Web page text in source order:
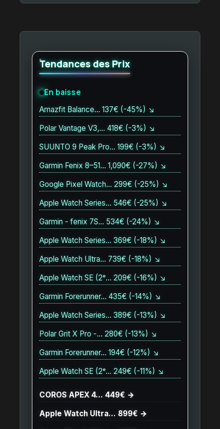
Tendances des Prix
En baisse
Amazfit Balance… 137€ (-45%) ↘
Polar Vantage V3,… 418€ (-3%) ↘
SUUNTO 9 Peak Pro… 199€ (-3%) ↘
Garmin Fenix 8–51… 1,090€ (-27%) ↘
Google Pixel Watch… 299€ (-25%) ↘
Apple Watch Series… 546€ (-25%) ↘
Garmin - fenix 7S… 534€ (-24%) ↘
Apple Watch Series… 369€ (-18%) ↘
Apple Watch Ultra… 739€ (-18%) ↘
Apple Watch SE (2ᵉ… 209€ (-16%) ↘
Garmin Forerunner… 435€ (-14%) ↘
Apple Watch Series… 389€ (-13%) ↘
Polar Grit X Pro -… 280€ (-13%) ↘
Garmin Forerunner… 194€ (-12%) ↘
Apple Watch SE (2ᵉ… 249€ (-11%) ↘
COROS APEX 4… 449€ →
Apple Watch Ultra… 899€ →